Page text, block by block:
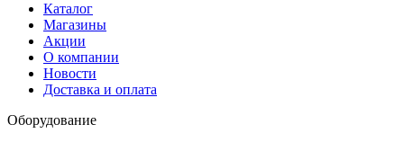
Каталог
Магазины
Акции
О компании
Новости
Доставка и оплата
Оборудование